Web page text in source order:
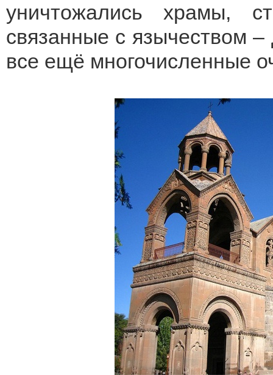
уничтожались храмы,
связанные с язычеством
все ещё многочисленные